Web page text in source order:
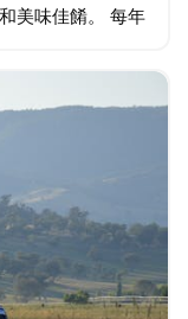
美味佳餚。 每年